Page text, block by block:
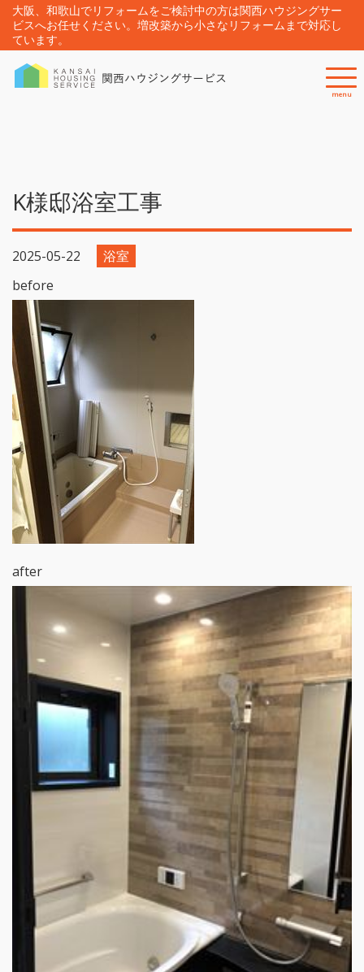
大阪、和歌山でリフォームをご検討中の方は関西ハウジングサー
ビスへお任せください。増改築から小さなリフォームまで対応し
ています。
menu
K様邸浴室工事
2025-05-22
浴室
before
after